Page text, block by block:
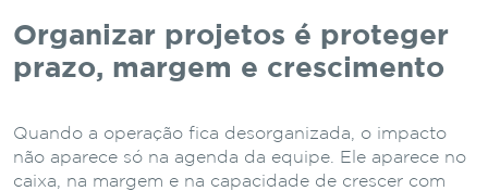
Organizar projetos é proteger
prazo, margem e crescimento
Quando a operação fica desorganizada, o impacto
não aparece só na agenda da equipe. Ele aparece no
caixa, na margem e na capacidade de crescer com